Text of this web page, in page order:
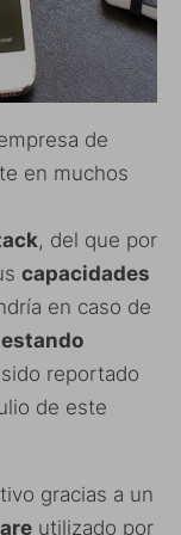
de
en muchos
, del que por
capacidades
en caso de
reportado
de este
gracias a un
utilizado por